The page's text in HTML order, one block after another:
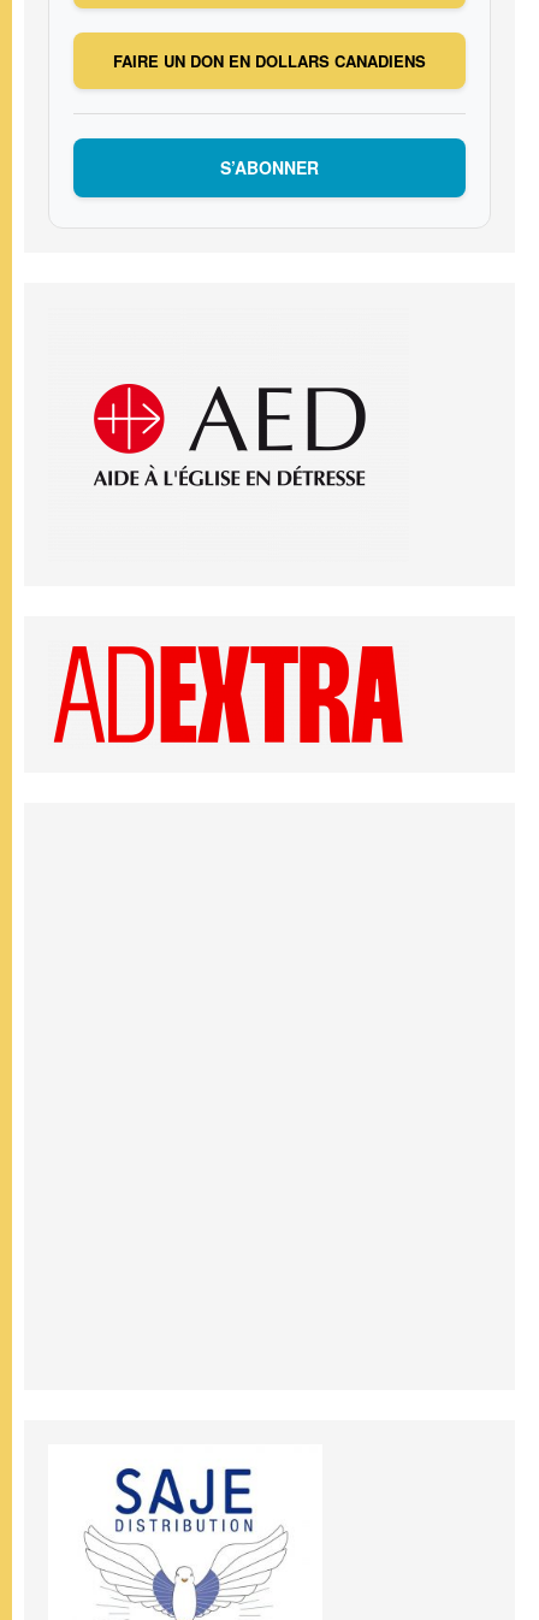
FAIRE UN DON EN DOLLARS CANADIENS
S’ABONNER